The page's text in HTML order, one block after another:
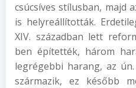
csúcsíves stílusban, majd
is helyreállították.
XIV. században lett
ben építették, három
legrégebbi harang, az
származik, ez később